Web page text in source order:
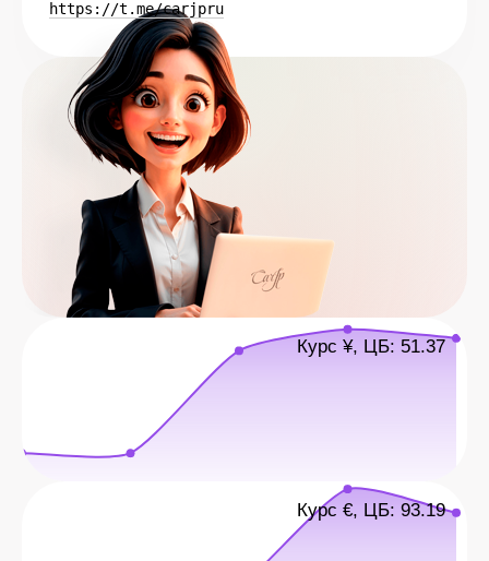
https://t.me/carjpru
Курс ¥, ЦБ: 51.37
Курс €, ЦБ: 93.19